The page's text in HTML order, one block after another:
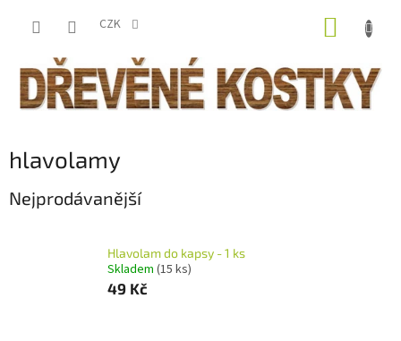
CZK
hlavolamy
Nejprodávanější
Hlavolam do kapsy - 1 ks
Skladem (15 ks)
49 Kč